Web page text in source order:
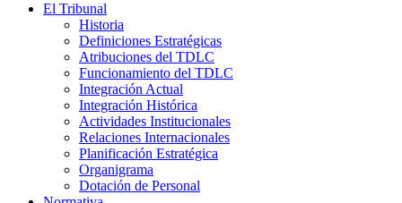
El Tribunal
Historia
Definiciones Estratégicas
Atribuciones del TDLC
Funcionamiento del TDLC
Integración Actual
Integración Histórica
Actividades Institucionales
Relaciones Internacionales
Planificación Estratégica
Organigrama
Dotación de Personal